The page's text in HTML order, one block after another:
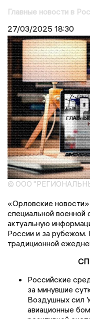
Главные новости в
27/03/2025 18:30
© ООО
«Орловские
специальной
актуальную
России и за рубежом.
традиционной
Российские
за минувшие
Воздушных сил
авиационные